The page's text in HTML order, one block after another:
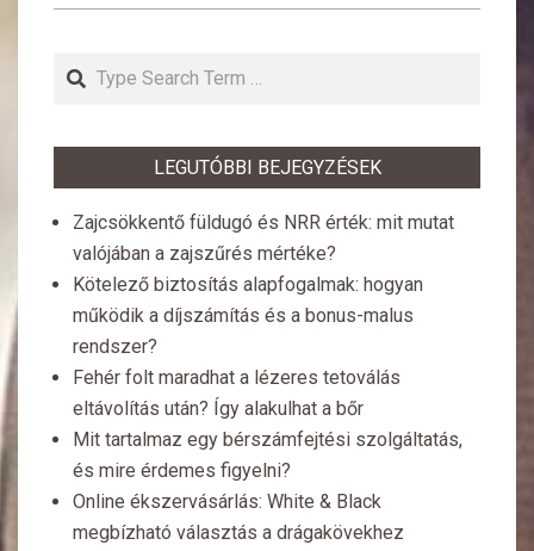
Search
LEGUTÓBBI BEJEGYZÉSEK
Zajcsökkentő füldugó és NRR érték: mit mutat
valójában a zajszűrés mértéke?
Kötelező biztosítás alapfogalmak: hogyan
működik a díjszámítás és a bonus-malus
rendszer?
Fehér folt maradhat a lézeres tetoválás
eltávolítás után? Így alakulhat a bőr
Mit tartalmaz egy bérszámfejtési szolgáltatás,
és mire érdemes figyelni?
Online ékszervásárlás: White & Black
megbízható választás a drágakövekhez